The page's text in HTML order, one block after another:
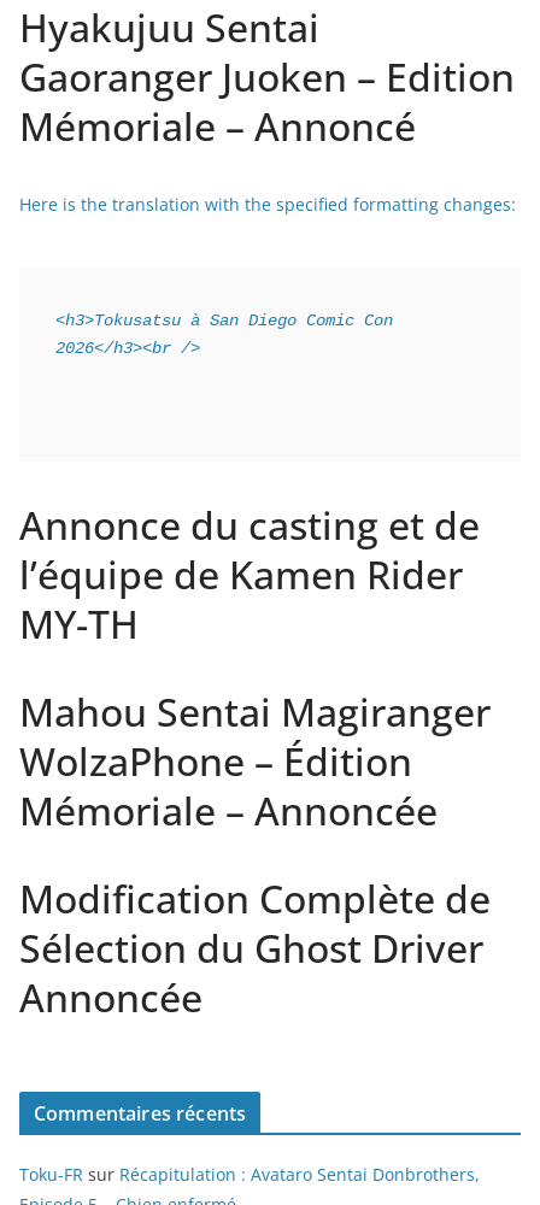
Hyakujuu Sentai
Gaoranger Juoken – Edition
Mémoriale – Annoncé
Here is the translation with the specified formatting changes:
<h3>Tokusatsu à San Diego Comic Con
2026</h3><br />
Annonce du casting et de
l’équipe de Kamen Rider
MY-TH
Mahou Sentai Magiranger
WolzaPhone – Édition
Mémoriale – Annoncée
Modification Complète de
Sélection du Ghost Driver
Annoncée
Commentaires récents
Toku-FR sur Récapitulation : Avataro Sentai Donbrothers,